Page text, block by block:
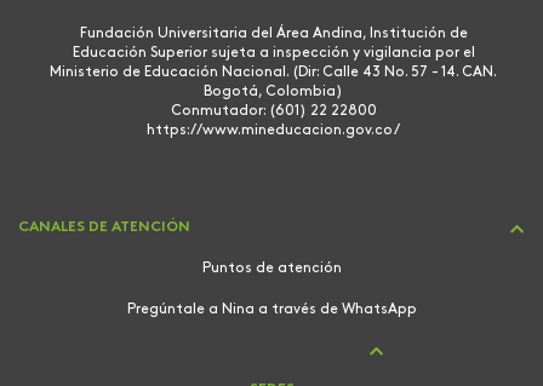
Fundación Universitaria del Área Andina, Institución de
Educación Superior sujeta a inspección y vigilancia por el
Ministerio de Educación Nacional. (Dir: Calle 43 No. 57 - 14. CAN.
Bogotá, Colombia)
Conmutador: (601) 22 22800
https://www.mineducacion.gov.co/
CANALES DE ATENCIÓN
Puntos de atención
Pregúntale a Nina a través de WhatsApp